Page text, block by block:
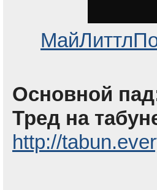
Основной
Тред на
http://